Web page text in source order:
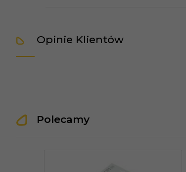
Opinie Klientów
Polecamy